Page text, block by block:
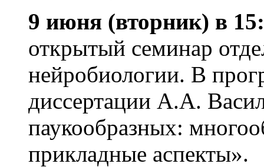
9 июня (вторник) в
открытый семинар
нейробиологии. В
диссертации А.А.
паукообразных:
прикладные аспекты».